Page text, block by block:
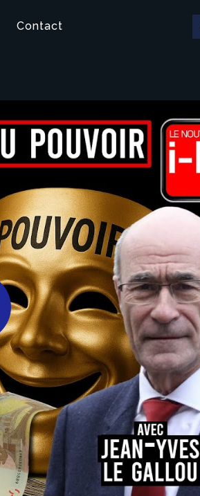
Contact